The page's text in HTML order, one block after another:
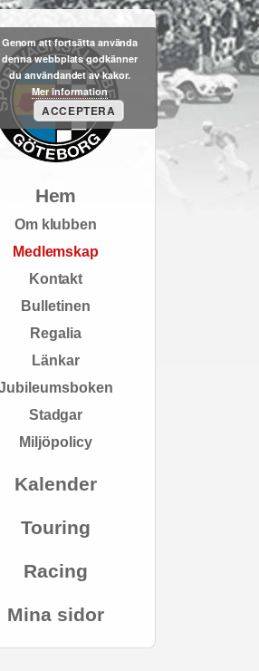
Hem
Om klubben
Medlemskap
Kontakt
Bulletinen
Regalia
Länkar
Stadgar
Miljöpolicy
Kalender
Touring
Racing
Mina sidor
Genom att fortsätta använda
denna webbplats godkänner
du användandet av kakor.
Mer information
ACCEPTERA